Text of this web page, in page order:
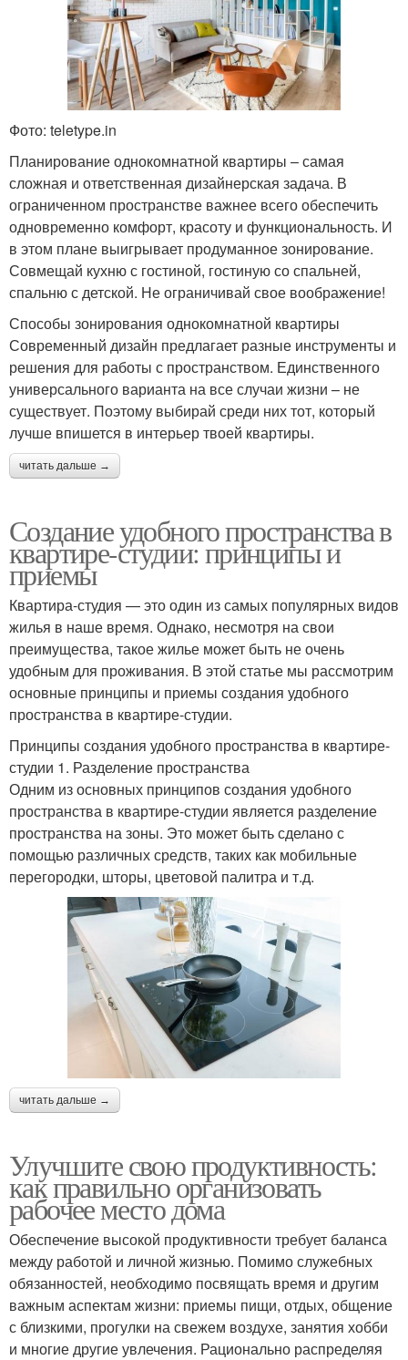
Фото: teletype.in
Планирование однокомнатной квартиры – самая
сложная и ответственная дизайнерская задача. В
ограниченном пространстве важнее всего обеспечить
одновременно комфорт, красоту и функциональность. И
в этом плане выигрывает продуманное зонирование.
Совмещай кухню с гостиной, гостиную со спальней,
спальню с детской. Не ограничивай свое воображение!
Способы зонирования однокомнатной квартиры
Современный дизайн предлагает разные инструменты и
решения для работы с пространством. Единственного
универсального варианта на все случаи жизни – не
существует. Поэтому выбирай среди них тот, который
лучше впишется в интерьер твоей квартиры.
читать дальше →
Создание удобного пространства в
квартире-студии: принципы и
приемы
Квартира-студия — это один из самых популярных видов
жилья в наше время. Однако, несмотря на свои
преимущества, такое жилье может быть не очень
удобным для проживания. В этой статье мы рассмотрим
основные принципы и приемы создания удобного
пространства в квартире-студии.
Принципы создания удобного пространства в квартире-
студии 1. Разделение пространства
Одним из основных принципов создания удобного
пространства в квартире-студии является разделение
пространства на зоны. Это может быть сделано с
помощью различных средств, таких как мобильные
перегородки, шторы, цветовой палитра и т.д.
читать дальше →
Улучшите свою продуктивность:
как правильно организовать
рабочее место дома
Обеспечение высокой продуктивности требует баланса
между работой и личной жизнью. Помимо служебных
обязанностей, необходимо посвящать время и другим
важным аспектам жизни: приемы пищи, отдых, общение
с близкими, прогулки на свежем воздухе, занятия хобби
и многие другие увлечения. Рационально распределяя